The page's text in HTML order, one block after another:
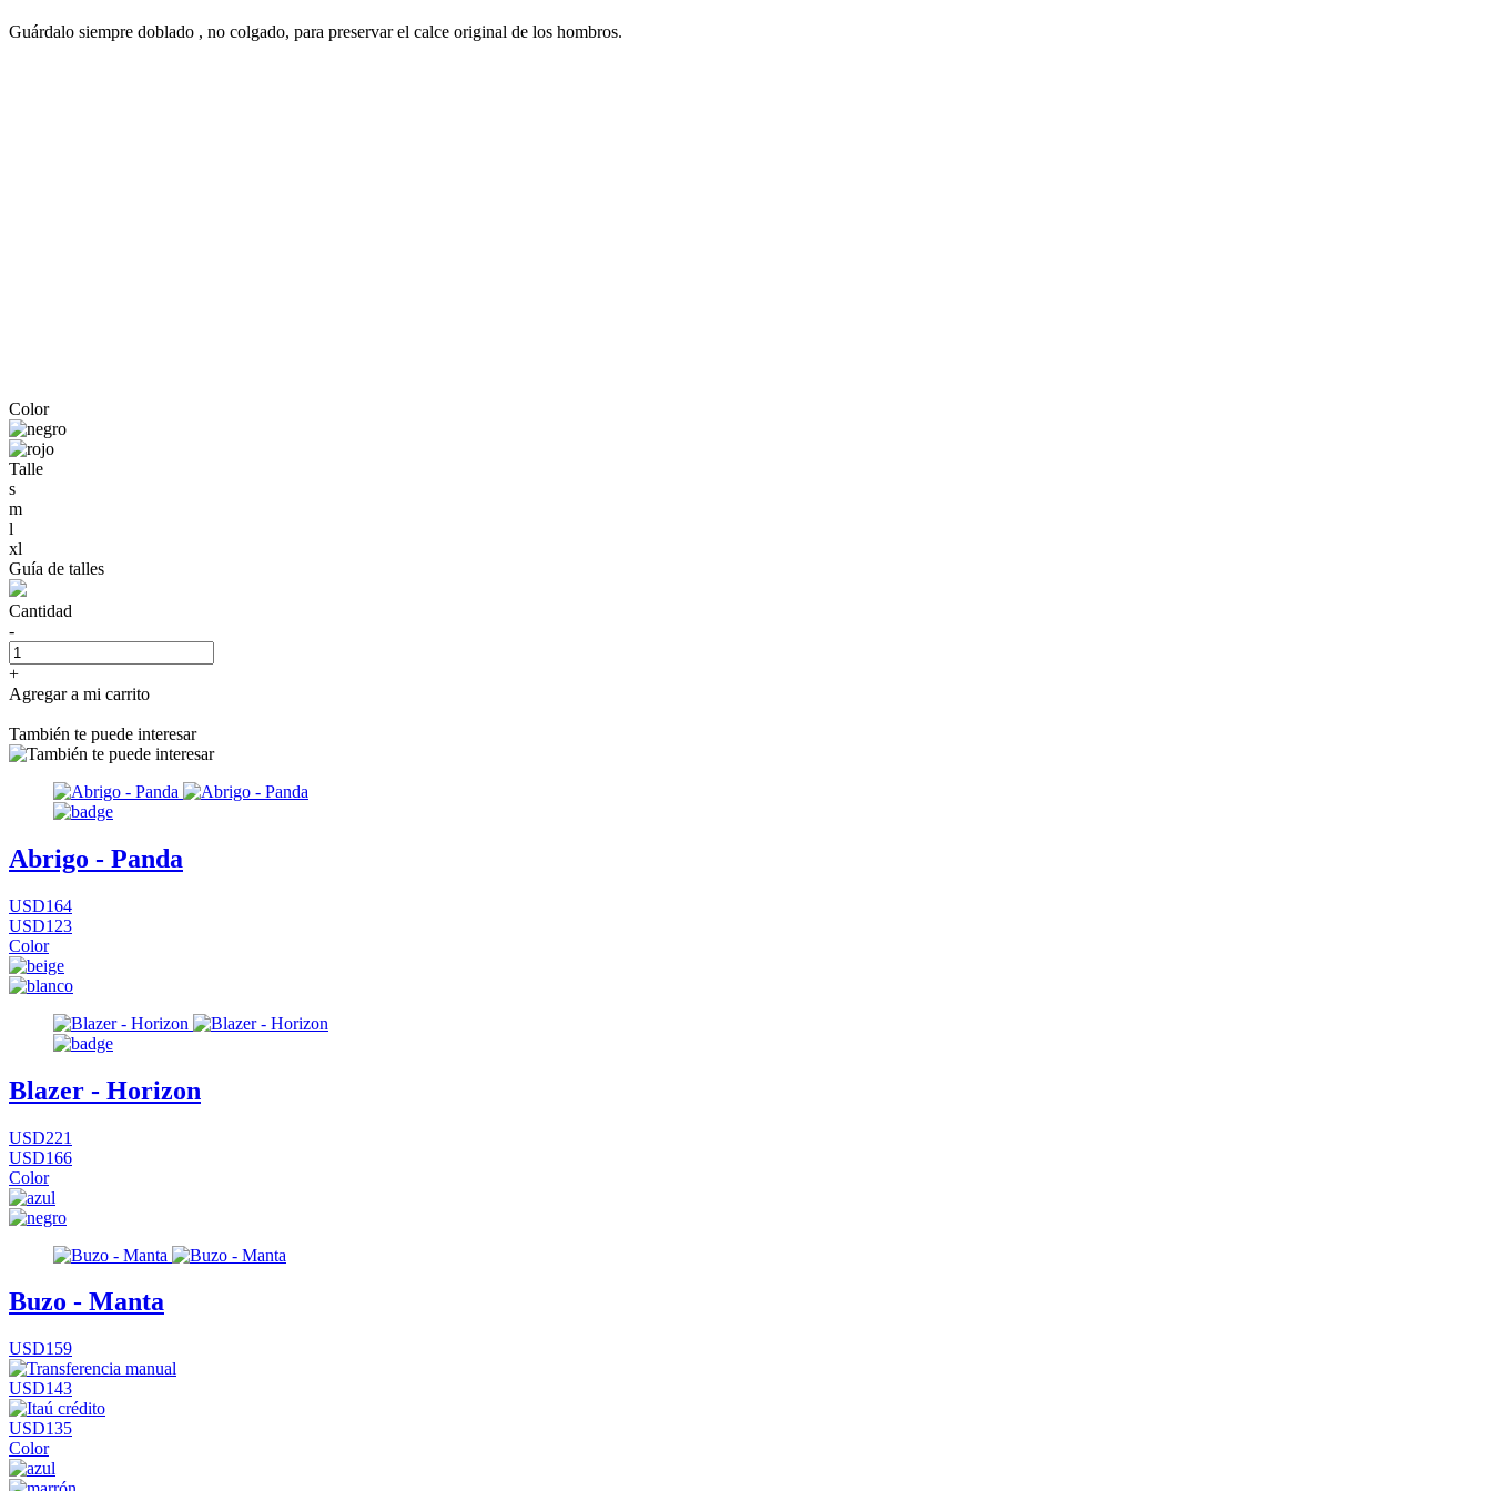
Guárdalo siempre doblado , no colgado, para preservar el calce original de los hombros.
Color
Talle
s
m
l
xl
Guía de talles
Cantidad
-
+
Agregar a mi carrito
También te puede interesar
Abrigo - Panda
USD164
USD123
Color
Blazer - Horizon
USD221
USD166
Color
Buzo - Manta
USD159
USD143
USD135
Color